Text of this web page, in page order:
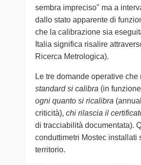
sembra impreciso" ma a
dallo stato apparente di
che la calibrazione sia
Italia significa risalire
Ricerca Metrologica).
Le tre domande operative
standard si calibra (in
ogni quanto si ricalibra
criticità), chi rilascia il
di tracciabilità documentata).
conduttimetri Mostec installati
territorio.